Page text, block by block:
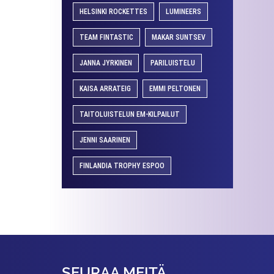
HELSINKI ROCKETTES LUMINEERS
TEAM FINTASTIC MAKAR SUNTSEV
JANNA JYRKINEN PARILUISTELU
KAISA ARRATEIG EMMI PELTONEN
TAITOLUISTELUN EM-KILPAILUT
JENNI SAARINEN
FINLANDIA TROPHY ESPOO